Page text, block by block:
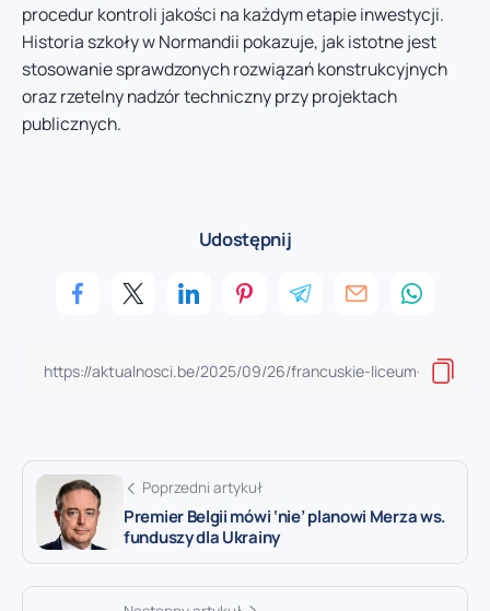
procedur kontroli jakości na każdym etapie inwestycji.
Historia szkoły w Normandii pokazuje, jak istotne jest
stosowanie sprawdzonych rozwiązań konstrukcyjnych
oraz rzetelny nadzór techniczny przy projektach
publicznych.
Udostępnij
Poprzedni artykuł
Premier Belgii mówi ‘nie’ planowi Merza ws.
funduszy dla Ukrainy